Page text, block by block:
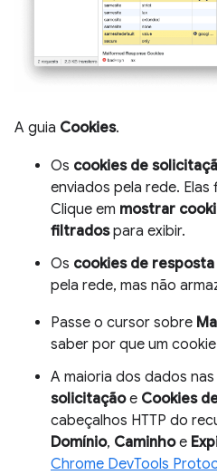
A guia Cookies.
Os cookies de
enviados pela rede.
Clique em mostrar
filtradospara exibir.
Os cookies de resposta
pela rede, mas não
Passe o cursor sobre
saber por que um
A maioria dos dados
solicitaçãoe Cookies
cabeçalhos HTTP do
Domínio, Caminhoe
Chrome DevTools